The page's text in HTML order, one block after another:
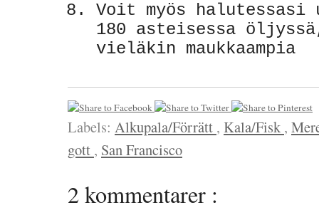
Voit myös halutessasi
180 asteisessa
vieläkin maukkaampia
Labels: Alkupala/Förrätt , Kala/Fisk ,
gott , San Francisco
2 kommentarer :